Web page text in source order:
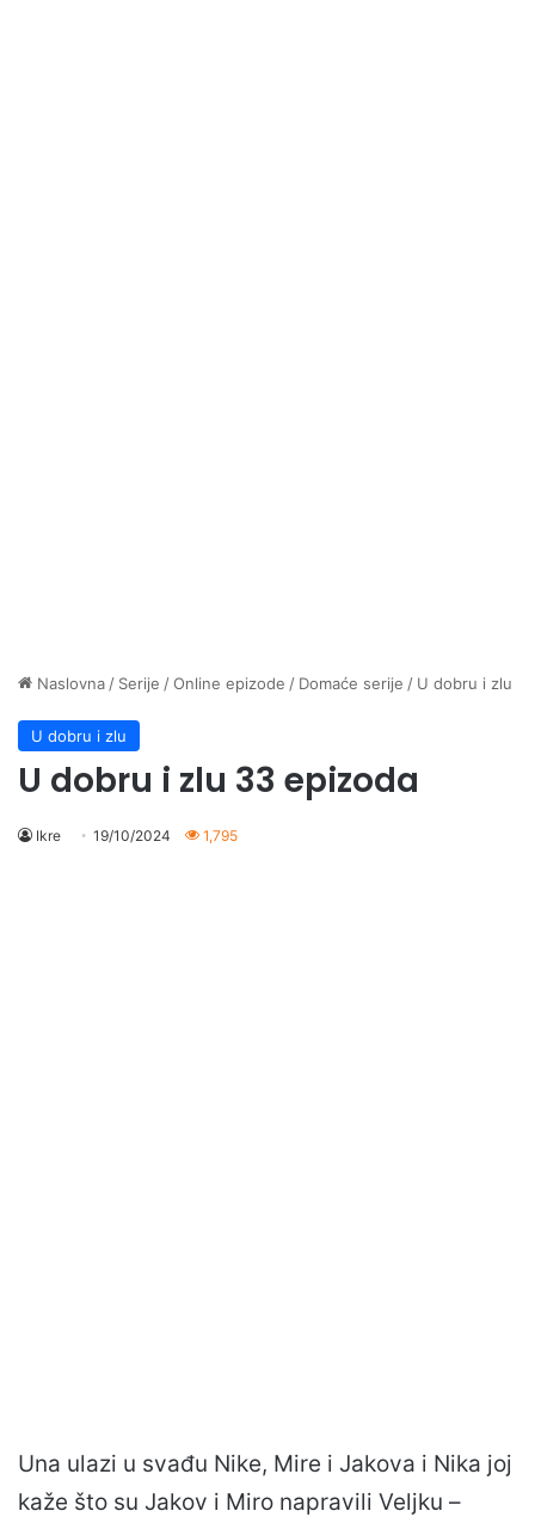
Naslovna / Serije /Online epizode / Domaće serije / U dobru i zlu
U dobru i zlu
U dobru i zlu 33 epizoda
Ikre 19/10/2024 1,795
Una ulazi u svađu Nike, Mire i Jakova i Nika joj
kaže što su Jakov i Miro napravili Veljku –